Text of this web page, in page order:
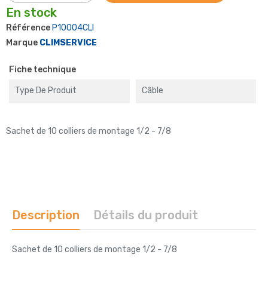
En stock
Référence P10004CLI
Marque CLIMSERVICE
Fiche technique
Type De Produit Câble
Sachet de 10 colliers de montage 1/2 - 7/8
Description Détails du produit
Sachet de 10 colliers de montage 1/2 - 7/8